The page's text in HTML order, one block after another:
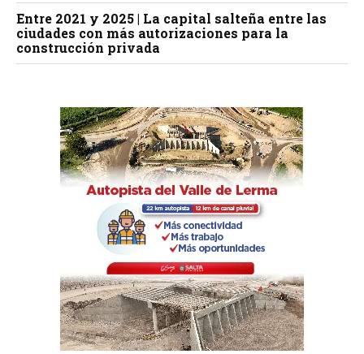
Entre 2021 y 2025 | La capital salteña entre las
ciudades con más autorizaciones para la
construcción privada